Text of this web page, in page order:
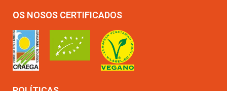
OS NOSOS CERTIFICADOS